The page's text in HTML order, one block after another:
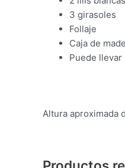
3 girasoles
Follaje
Caja de
Puede
Altura aproximada